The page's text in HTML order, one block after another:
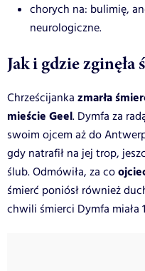
chorych na: bulimię,
neurologiczne.
Jak i gdzie zginęła
Chrześcijanka zmarła
mieście Geel. Dymfa za
swoim ojcem aż do
gdy natrafił na jej trop,
ślub. Odmówiła, za co
śmierć poniósł również
chwili śmierci Dymfa miała